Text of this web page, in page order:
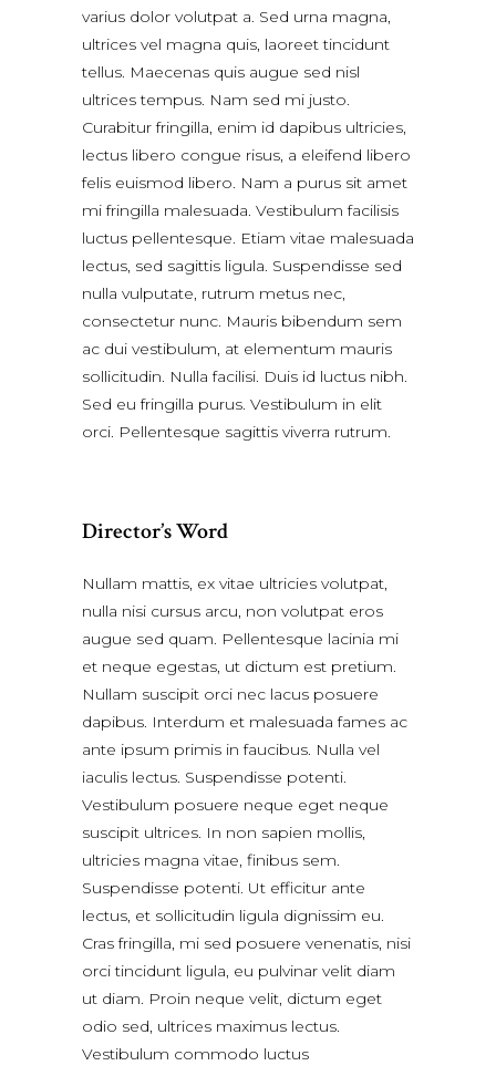
varius dolor volutpat a. Sed urna magna,
ultrices vel magna quis, laoreet tincidunt
tellus. Maecenas quis augue sed nisl
ultrices tempus. Nam sed mi justo.
Curabitur fringilla, enim id dapibus ultricies,
lectus libero congue risus, a eleifend libero
felis euismod libero. Nam a purus sit amet
mi fringilla malesuada. Vestibulum facilisis
luctus pellentesque. Etiam vitae malesuada
lectus, sed sagittis ligula. Suspendisse sed
nulla vulputate, rutrum metus nec,
consectetur nunc. Mauris bibendum sem
ac dui vestibulum, at elementum mauris
sollicitudin. Nulla facilisi. Duis id luctus nibh.
Sed eu fringilla purus. Vestibulum in elit
orci. Pellentesque sagittis viverra rutrum.
Director’s Word
Nullam mattis, ex vitae ultricies volutpat,
nulla nisi cursus arcu, non volutpat eros
augue sed quam. Pellentesque lacinia mi
et neque egestas, ut dictum est pretium.
Nullam suscipit orci nec lacus posuere
dapibus. Interdum et malesuada fames ac
ante ipsum primis in faucibus. Nulla vel
iaculis lectus. Suspendisse potenti.
Vestibulum posuere neque eget neque
suscipit ultrices. In non sapien mollis,
ultricies magna vitae, finibus sem.
Suspendisse potenti. Ut efficitur ante
lectus, et sollicitudin ligula dignissim eu.
Cras fringilla, mi sed posuere venenatis, nisi
orci tincidunt ligula, eu pulvinar velit diam
ut diam. Proin neque velit, dictum eget
odio sed, ultrices maximus lectus.
Vestibulum commodo luctus